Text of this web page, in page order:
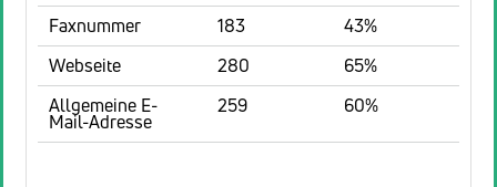
Faxnummer 183
43%
Webseite
280
65%
Allgemeine E-
Mail-Adresse
259 60%